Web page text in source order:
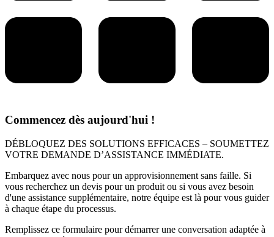
Commencez dès aujourd'hui !
DÉBLOQUEZ DES SOLUTIONS EFFICACES – SOUMETTEZ
VOTRE DEMANDE D’ASSISTANCE IMMÉDIATE.
Embarquez avec nous pour un approvisionnement sans faille. Si
vous recherchez un devis pour un produit ou si vous avez besoin
d'une assistance supplémentaire, notre équipe est là pour vous guider
à chaque étape du processus.
Remplissez ce formulaire pour démarrer une conversation adaptée à